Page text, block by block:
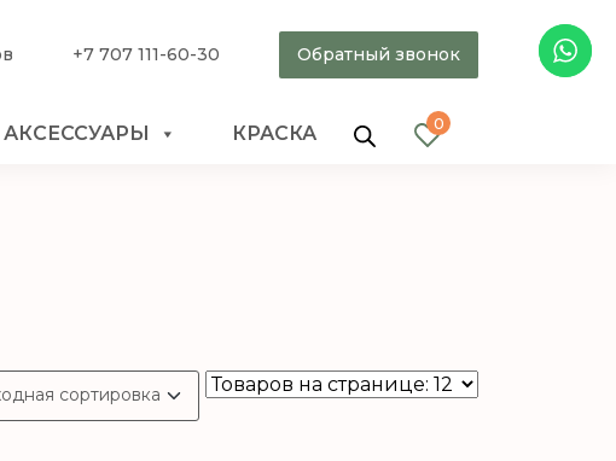
+7 707 111-60-30 Обратный звонок
АКСЕССУАРЫ КРАСКА 0